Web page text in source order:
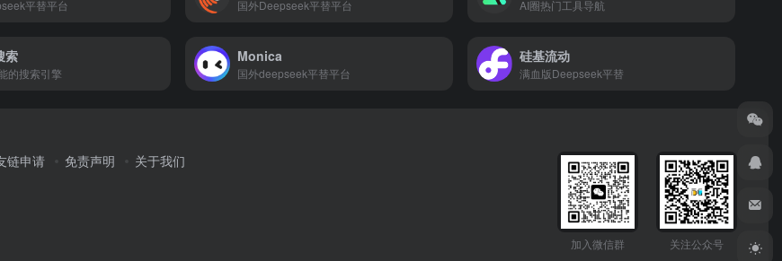
平替平台 国外Deepseek平替平台 AI圈热门工具导航
索
的搜索引擎
Monica
国外deepseek平替平台
硅基流动
满血版Deepseek平替
链申请 免责声明 关于我们
加入微信群 关注公众号